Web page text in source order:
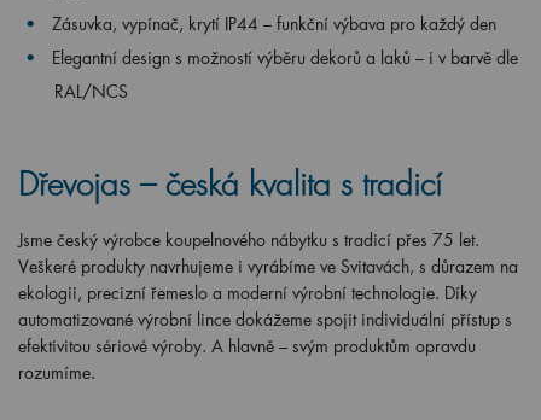
Zásuvka, vypínač, krytí IP44 – funkční výbava pro každý den
Elegantní design s možností výběru dekorů a laků – i v barvě dle
RAL/NCS
Dřevojas – česká kvalita s tradicí
Jsme český výrobce koupelnového nábytku s tradicí přes 75 let.
Veškeré produkty navrhujeme i vyrábíme ve Svitavách, s důrazem na
ekologii, precizní řemeslo a moderní výrobní technologie. Díky
automatizované výrobní lince dokážeme spojit individuální přístup s
efektivitou sériové výroby. A hlavně – svým produktům opravdu
rozumíme.